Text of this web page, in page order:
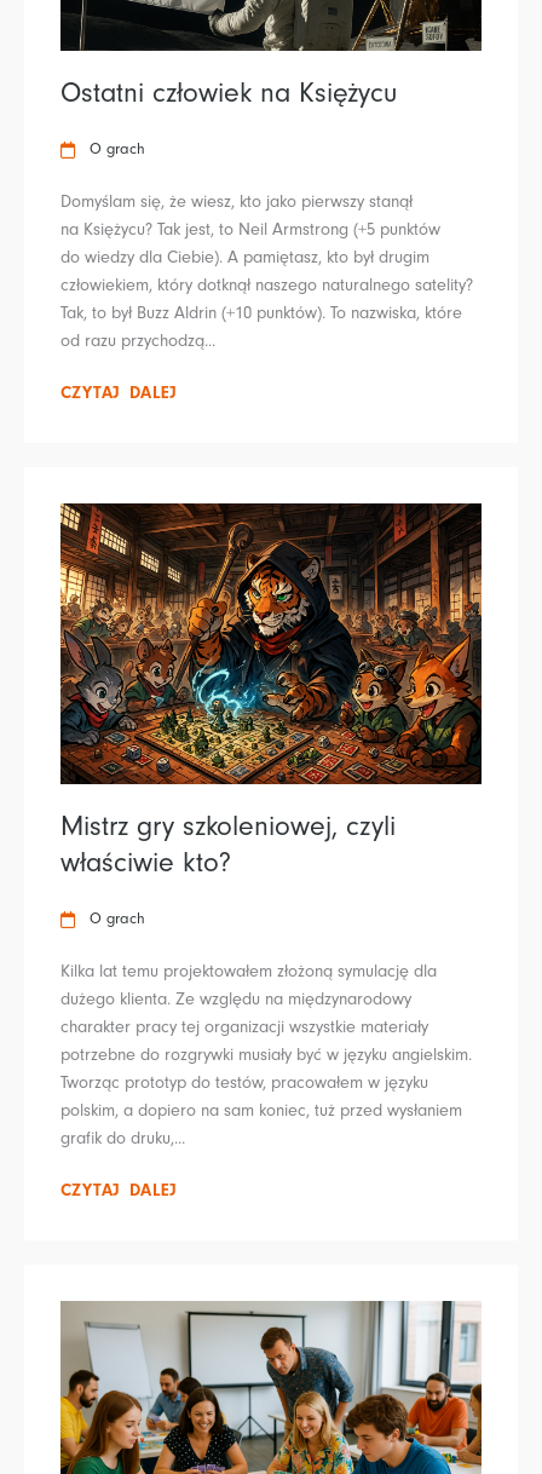
Ostatni człowiek na Księżycu
O grach
Domyślam się, że wiesz, kto jako pierwszy stanął
na Księżycu? Tak jest, to Neil Armstrong (+5 punktów
do wiedzy dla Ciebie). A pamiętasz, kto był drugim
człowiekiem, który dotknął naszego naturalnego satelity?
Tak, to był Buzz Aldrin (+10 punktów). To nazwiska, które
od razu przychodzą...
CZYTAJ DALEJ
Mistrz gry szkoleniowej, czyli
właściwie kto?
O grach
Kilka lat temu projektowałem złożoną symulację dla
dużego klienta. Ze względu na międzynarodowy
charakter pracy tej organizacji wszystkie materiały
potrzebne do rozgrywki musiały być w języku angielskim.
Tworząc prototyp do testów, pracowałem w języku
polskim, a dopiero na sam koniec, tuż przed wysłaniem
grafik do druku,...
CZYTAJ DALEJ